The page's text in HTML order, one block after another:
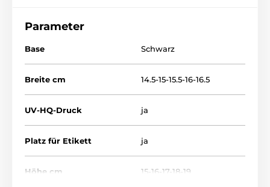
Parameter
Base Schwarz
Breite cm 14.5-15-15.5-16-16.5
UV-HQ-Druck ja
Platz für Etikett ja
Höhe cm 15-16-17-18-19